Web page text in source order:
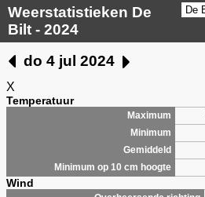
Weerstatistieken De
Bilt - 2024
do 4 jul 2024
X
Temperatuur
Maximum
Minimum
Gemiddeld
Minimum op 10 cm hoogte
Wind